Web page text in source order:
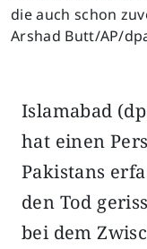
die auch schon
Arshad Butt/AP/
Islamabad
hat einen
Pakistans
den Tod
bei dem